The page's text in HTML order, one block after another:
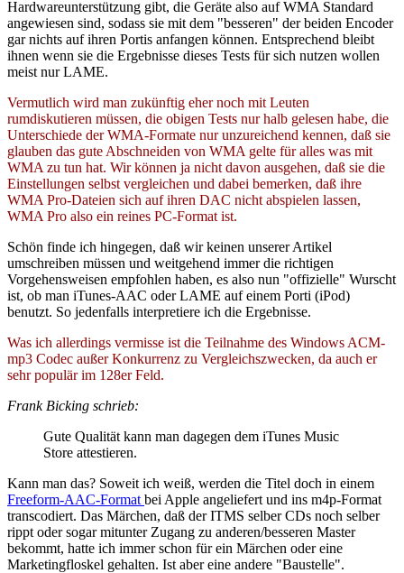
Hardwareunterstützung gibt, die Geräte also auf WMA Standard
angewiesen sind, sodass sie mit dem "besseren" der beiden Encoder
gar nichts auf ihren Portis anfangen können. Entsprechend bleibt
ihnen wenn sie die Ergebnisse dieses Tests für sich nutzen wollen
meist nur LAME.
Vermutlich wird man zukünftig eher noch mit Leuten
rumdiskutieren müssen, die obigen Tests nur halb gelesen habe, die
Unterschiede der WMA-Formate nur unzureichend kennen, daß sie
glauben das gute Abschneiden von WMA gelte für alles was mit
WMA zu tun hat. Wir können ja nicht davon ausgehen, daß sie die
Einstellungen selbst vergleichen und dabei bemerken, daß ihre
WMA Pro-Dateien sich auf ihren DAC nicht abspielen lassen,
WMA Pro also ein reines PC-Format ist.
Schön finde ich hingegen, daß wir keinen unserer Artikel
umschreiben müssen und weitgehend immer die richtigen
Vorgehensweisen empfohlen haben, es also nun "offizielle" Wurscht
ist, ob man iTunes-AAC oder LAME auf einem Porti (iPod)
benutzt. So jedenfalls interpretiere ich die Ergebnisse.
Was ich allerdings vermisse ist die Teilnahme des Windows ACM-
mp3 Codec außer Konkurrenz zu Vergleichszwecken, da auch er
sehr populär im 128er Feld.
Frank Bicking schrieb:
Gute Qualität kann man dagegen dem iTunes Music
Store attestieren.
Kann man das? Soweit ich weiß, werden die Titel doch in einem
Freeform-AAC-Format bei Apple angeliefert und ins m4p-Format
transcodiert. Das Märchen, daß der ITMS selber CDs noch selber
rippt oder sogar mitunter Zugang zu anderen/besseren Master
bekommt, hatte ich immer schon für ein Märchen oder eine
Marketingfloskel gehalten. Ist aber eine andere "Baustelle".